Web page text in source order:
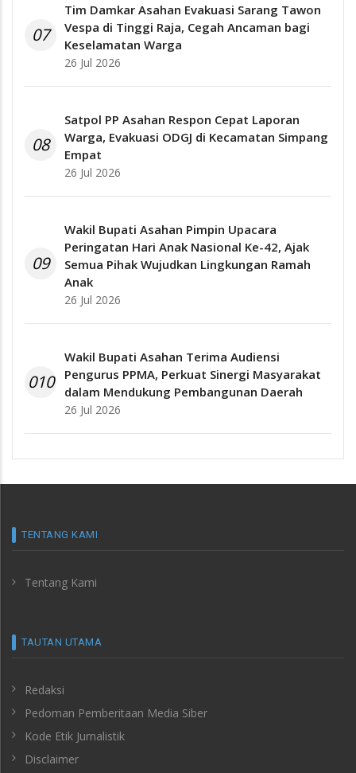
07
Tim Damkar Asahan Evakuasi Sarang Tawon
Vespa di Tinggi Raja, Cegah Ancaman bagi
Keselamatan Warga
26 Jul 2026
08
Satpol PP Asahan Respon Cepat Laporan
Warga, Evakuasi ODGJ di Kecamatan Simpang
Empat
26 Jul 2026
09
Wakil Bupati Asahan Pimpin Upacara
Peringatan Hari Anak Nasional Ke-42, Ajak
Semua Pihak Wujudkan Lingkungan Ramah
Anak
26 Jul 2026
010
Wakil Bupati Asahan Terima Audiensi
Pengurus PPMA, Perkuat Sinergi Masyarakat
dalam Mendukung Pembangunan Daerah
26 Jul 2026
TENTANG KAMI
Tentang Kami
TAUTAN UTAMA
Redaksi
Pedoman Pemberitaan Media Siber
Kode Etik Jurnalistik
Disclaimer